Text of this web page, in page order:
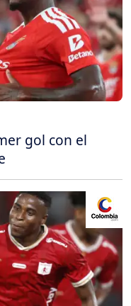
gol con el